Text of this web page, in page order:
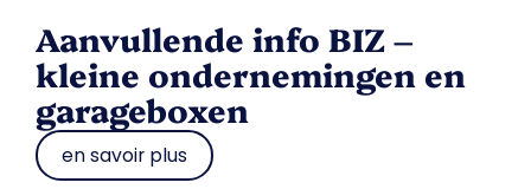
Aanvullende info BIZ –
kleine ondernemingen en
garageboxen
en savoir plus